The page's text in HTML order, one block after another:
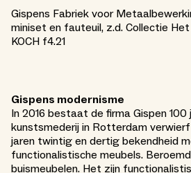
Gispens Fabriek voor
miniset en fauteuil, z.d. Collectie
KOCH f4.21
Gispens modernisme
In 2016 bestaat de firma Gispen 100
kunstsmederij in Rotterdam
jaren twintig en dertig bekendheid
functionalistische meubels.
buismeubelen. Het zijn